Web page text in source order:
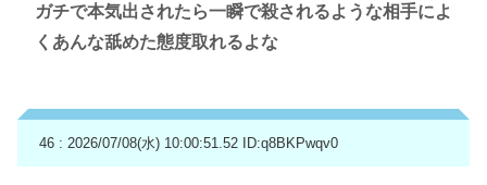
ガチで本気出されたら一瞬で殺されるような相手によ
くあんな舐めた態度取れるよな
46 : 2026/07/08(水) 10:00:51.52 ID:q8BKPwqv0